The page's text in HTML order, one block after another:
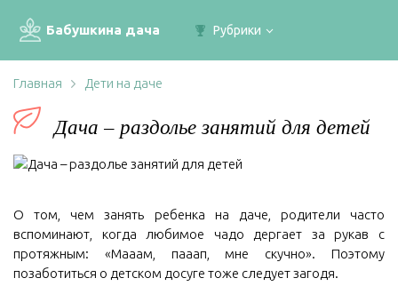
Бабушкина дача Рубрики
Главная Дети на даче
Дача – раздолье занятий для детей
О том, чем занять ребенка на даче, родители часто
вспоминают, когда любимое чадо дергает за рукав с
протяжным: «Мааам, пааап, мне скучно». Поэтому
позаботиться о детском досуге тоже следует загодя.